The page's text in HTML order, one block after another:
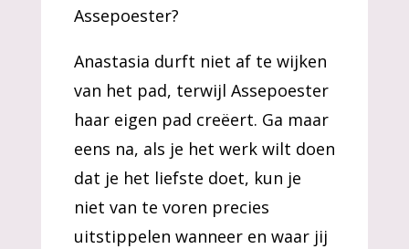
Assepoester?
Anastasia durft niet af te wijken
van het pad, terwijl Assepoester
haar eigen pad creëert. Ga maar
eens na, als je het werk wilt doen
dat je het liefste doet, kun je
niet van te voren precies
uitstippelen wanneer en waar jij